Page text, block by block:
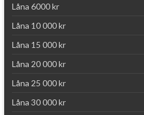
Låna 6000 kr
Låna 10 000 kr
Låna 15 000 kr
Låna 20 000 kr
Låna 25 000 kr
Låna 30 000 kr